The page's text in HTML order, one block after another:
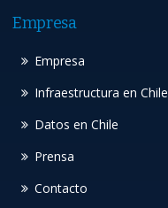
Empresa
Empresa
Infraestructura en Chile
Datos en Chile
Prensa
Contacto